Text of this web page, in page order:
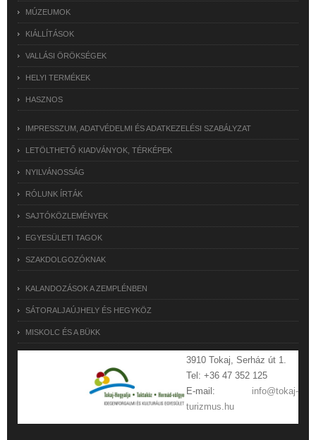
MÚZEUMOK
KIÁLLÍTÁSOK
VALLÁSI ÖRÖKSÉGEK
HELYI TERMÉKEK
HASZNOS
IMPRESSZUM, ADATVÉDELMI ÉS ADATKEZELÉSI SZABÁLYZAT
LETÖLTHETŐ KIADVÁNYOK, TÉRKÉPEK
NYILVÁNOSSÁG
RÓLUNK ÍRTÁK
SAJTÓKÖZLEMÉNYEK
EGYESÜLETI TAGOK
SZAKDOLGOZÓKNAK
KALANDOZÁSOK A ZEMPLÉNBEN
SÁTORALJAÚJHELY ÉS HEGYKÖZ
MISKOLC ÉS A BÜKK
3910 Tokaj, Serház út 1.
Tel: +36 47 352 125
E-mail: info@tokaj-
turizmus.hu